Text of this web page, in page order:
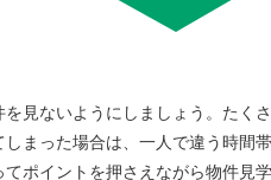
見ないようにしましょう。たく
まった場合は、一人で違う時間
ポイントを押さえながら物件見学